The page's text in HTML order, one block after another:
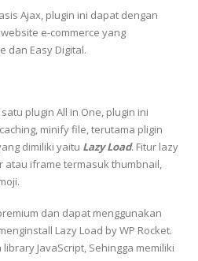
Ajax, plugin ini dapat dengan
e-commerce yang
dan Easy Digital.
plugin All in One, plugin ini
minify file, terutama pligin
dimiliki yaitu Lazy Load. Fitur lazy
atau iframe termasuk thumbnail,
dan dapat menggunakan
Lazy Load by WP Rocket.
JavaScript, Sehingga memiliki